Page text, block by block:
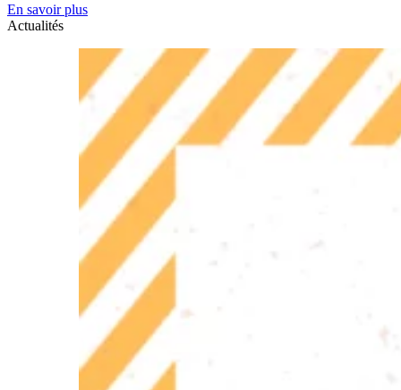
En savoir plus
Actualités